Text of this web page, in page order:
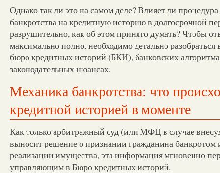
Однако так ли это на самом деле? Влияет ли
банкротства на кредитную историю в долгосрочной
разрушительно, как об этом принято думать? Чтобы
максимально полно, необходимо детально
бюро кредитных историй (БКИ), банковских
законодательных нюансах.
Механика банкротства: что
кредитной историей в моменте
Как только арбитражный суд (или МФЦ в случае
выносит решение о признании гражданина банкротом
реализации имущества, эта информация мгновенно
управляющим в Бюро кредитных историй.